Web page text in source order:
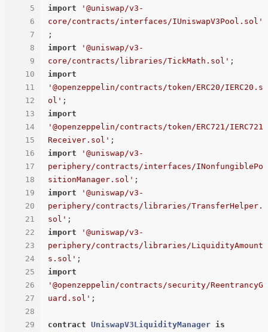
5
6
7
8
9
10
11
12
13
14
15
16
17
18
19
20
21
22
23
24
25
26
27
28
29
import
'@uniswap/v3-
core/contracts/interfaces/IUniswapV3Pool.sol'
import
'@uniswap/v3-
core/contracts/libraries/TickMath.sol'
import
'@openzeppelin/contracts/token/ERC20/IERC20.s
ol'
import
'@openzeppelin/contracts/token/ERC721/IERC721
Receiver.sol'
import
'@uniswap/v3-
periphery/contracts/interfaces/INonfungiblePo
sitionManager.sol'
import
'@uniswap/v3-
periphery/contracts/libraries/TransferHelper.
sol'
import
'@uniswap/v3-
periphery/contracts/libraries/LiquidityAmount
s.sol'
import
'@openzeppelin/contracts/security/ReentrancyG
uard.sol' ;
contract UniswapV3LiquidityManager is